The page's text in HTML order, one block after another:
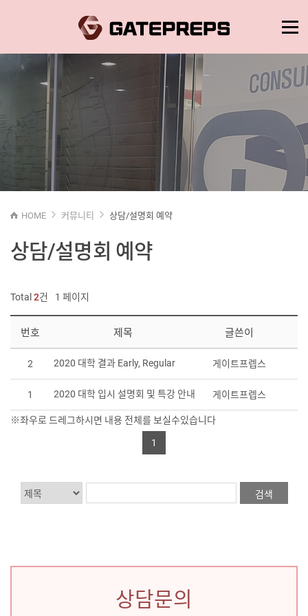
HOME 커뮤니티 상담/설명회 예약
상담/설명회 예약
Total 2건 1 페이지
번호 제목 글쓴이
2 2020 대학 결과 Early, Regular 게이트프렙스
1 2020 대학 입시 설명회 및 특강 안내 게이트프렙스
1
상담문의